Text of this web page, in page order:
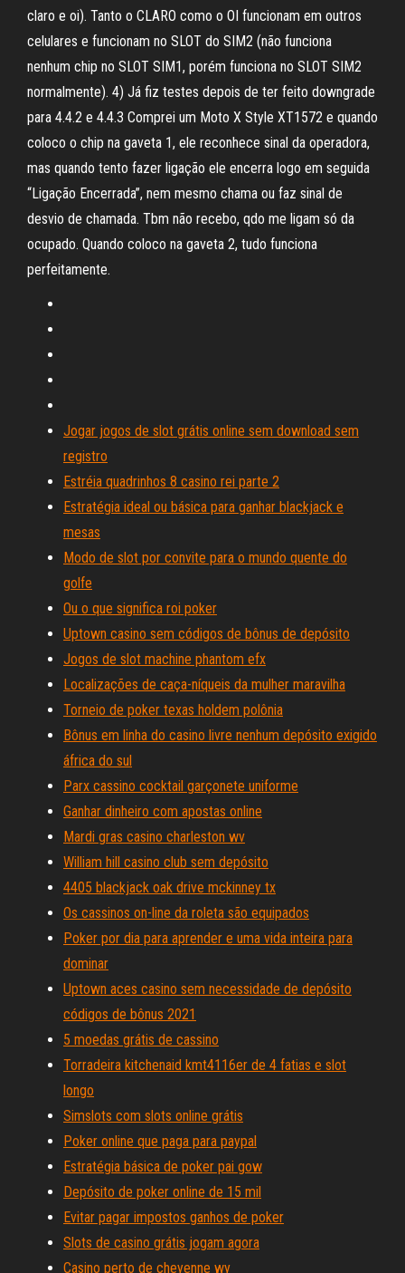
claro e oi). Tanto o CLARO como o OI funcionam em outros
celulares e funcionam no SLOT do SIM2 (não funciona
nenhum chip no SLOT SIM1, porém funciona no SLOT SIM2
normalmente). 4) Já fiz testes depois de ter feito downgrade
para 4.4.2 e 4.4.3 Comprei um Moto X Style XT1572 e quando
coloco o chip na gaveta 1, ele reconhece sinal da operadora,
mas quando tento fazer ligação ele encerra logo em seguida
“Ligação Encerrada”, nem mesmo chama ou faz sinal de
desvio de chamada. Tbm não recebo, qdo me ligam só da
ocupado. Quando coloco na gaveta 2, tudo funciona
perfeitamente.
Jogar jogos de slot grátis online sem download sem
registro
Estréia quadrinhos 8 casino rei parte 2
Estratégia ideal ou básica para ganhar blackjack e
mesas
Modo de slot por convite para o mundo quente do
golfe
Ou o que significa roi poker
Uptown casino sem códigos de bônus de depósito
Jogos de slot machine phantom efx
Localizações de caça-níqueis da mulher maravilha
Torneio de poker texas holdem polônia
Bônus em linha do casino livre nenhum depósito exigido
áfrica do sul
Parx cassino cocktail garçonete uniforme
Ganhar dinheiro com apostas online
Mardi gras casino charleston wv
William hill casino club sem depósito
4405 blackjack oak drive mckinney tx
Os cassinos on-line da roleta são equipados
Poker por dia para aprender e uma vida inteira para
dominar
Uptown aces casino sem necessidade de depósito
códigos de bônus 2021
5 moedas grátis de cassino
Torradeira kitchenaid kmt4116er de 4 fatias e slot
longo
Simslots com slots online grátis
Poker online que paga para paypal
Estratégia básica de poker pai gow
Depósito de poker online de 15 mil
Evitar pagar impostos ganhos de poker
Slots de casino grátis jogam agora
Casino perto de cheyenne wy